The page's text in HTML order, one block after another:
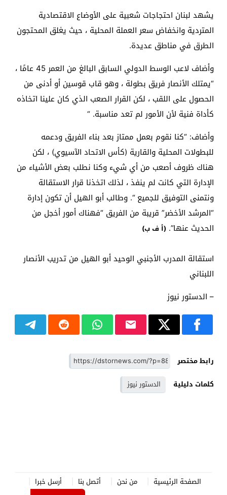
يشهد لبنان احتجاجات شعبية على الأوضاع الاقتصادية
المتردية وانخفاض سعر العملة المحلية ، حيث يغلق المحتجون
الطرق في مناطق عديدة.
وأضاف لاعب الوسط الدولي السابق البالغ من العمر 45 عامًا ،
“يمتلك الأنصار فريق بطولة ، وهو قاب قوسين أو أدنى من
الحصول على اللقب ، لكن القرار الصعب الذي كان علينا اتخاذه
كأداة فنية لأن الأمور لم تعد مناسبة. “
وأضاف: “كنا نقوم بعمل ممتاز بعد بناء الفريق ودعمه
للبطولات المحلية والقارية (كأس الاتحاد الآسيوي) ، لكن
هناك ظروف أصعب من أي شيء وكنا نطلب بعض الأشياء من
الإدارة التي كانت لم ينفذ ، لذلك اتخذنا قرار الاستقالة
ونتمنى التوفيق للجميع “. وطالب أبو الهيل أن تكون إدارة
“المرشد الأخضر” قريبة من الفريق “فهناك أمور أخجل من
الحديث عنها”. (أ ف ب)
استقالة المدرب الأجنبي الوحيد أبو الهيل من تدريب الأنصار
اللبناني
– الدستور نيوز
رابط مختصر
كلمات دليلية
الدستور نيوز
الصفحة الرئيسية من نحن أتصل بنا
أرسل خبرا